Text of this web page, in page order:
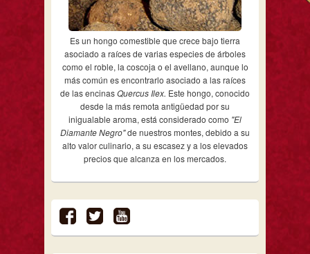
Es un hongo comestible que crece bajo tierra
asociado a raíces de varias especies de árboles
como el roble, la coscoja o el avellano, aunque lo
más común es encontrarlo asociado a las raíces
de las encinasQuercus Ilex. Este hongo, conocido
desde la más remota antigüedad por su
inigualable aroma, está considerado como "El
Diamante Negro"de nuestros montes, debido a su
alto valor culinario, a su escasez y a los elevados
precios que alcanza en los mercados.